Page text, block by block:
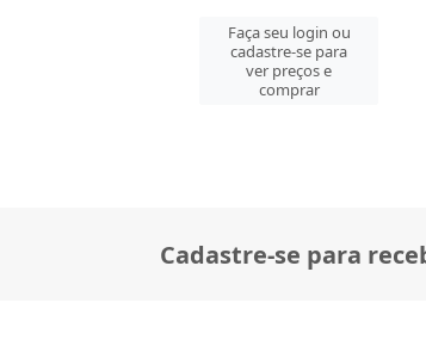
Faça seu login ou
cadastre-se para
ver preços e
comprar
Cadastre-se para